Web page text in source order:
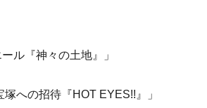
ル『神々の土地』」
への招待『HOT EYES!!』」